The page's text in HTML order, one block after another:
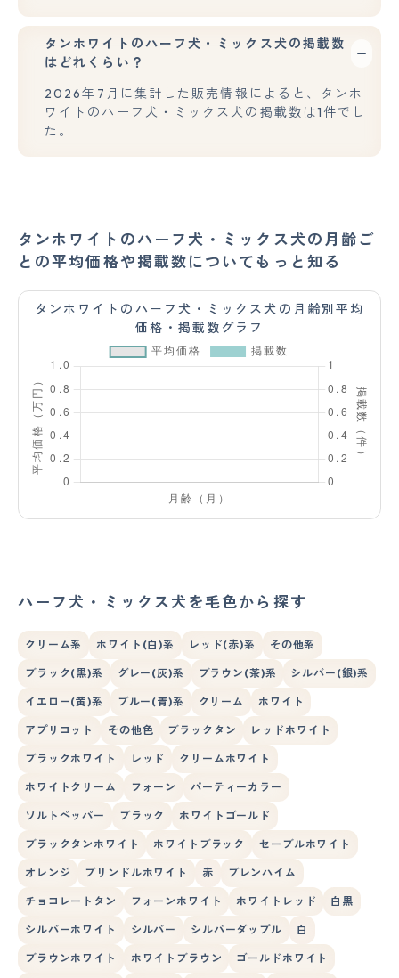
タンホワイトのハーフ犬・ミックス犬の掲載数
はどれくらい？
2026年7月に集計した販売情報によると、タンホ
ワイトのハーフ犬・ミックス犬の掲載数は1件でし
た。
タンホワイトのハーフ犬・ミックス犬の月齢ご
との平均価格や掲載数についてもっと知る
タンホワイトのハーフ犬・ミックス犬の月齢別平均
価格・掲載数グラフ
ハーフ犬・ミックス犬を毛色から探す
クリーム系 ホワイト(白)系 レッド(赤)系 その他系
ブラック(黒)系 グレー(灰)系 ブラウン(茶)系 シルバー(銀)系
イエロー(黄)系 ブルー(青)系 クリーム ホワイト
アプリコット その他色 ブラックタン レッドホワイト
ブラックホワイト レッド クリームホワイト
ホワイトクリーム フォーン パーティーカラー
ソルトペッパー ブラック ホワイトゴールド
ブラックタンホワイト ホワイトブラック セーブルホワイト
オレンジ ブリンドルホワイト 赤 ブレンハイム
チョコレートタン フォーンホワイト ホワイトレッド 白黒
シルバーホワイト シルバー シルバーダップル 白
ブラウンホワイト ホワイトブラウン ゴールドホワイト